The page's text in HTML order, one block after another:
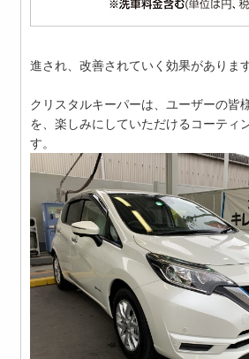
進され、改善されていく効果があります
クリスタルキーパーは、ユーザーの皆
を、楽しみにしていただけるコーティ
す。